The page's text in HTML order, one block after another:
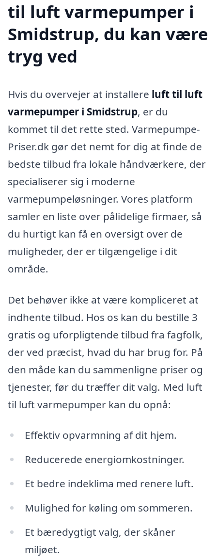
til luft varmepumper i
Smidstrup, du kan være
tryg ved
Hvis du overvejer at installere luft til luft
varmepumper i Smidstrup, er du
kommet til det rette sted. Varmepumpe-
Priser.dk gør det nemt for dig at finde de
bedste tilbud fra lokale håndværkere, der
specialiserer sig i moderne
varmepumpeløsninger. Vores platform
samler en liste over pålidelige firmaer, så
du hurtigt kan få en oversigt over de
muligheder, der er tilgængelige i dit
område.
Det behøver ikke at være kompliceret at
indhente tilbud. Hos os kan du bestille 3
gratis og uforpligtende tilbud fra fagfolk,
der ved præcist, hvad du har brug for. På
den måde kan du sammenligne priser og
tjenester, før du træffer dit valg. Med luft
til luft varmepumper kan du opnå:
Effektiv opvarmning af dit hjem.
Reducerede energiomkostninger.
Et bedre indeklima med renere luft.
Mulighed for køling om sommeren.
Et bæredygtigt valg, der skåner
miljøet.